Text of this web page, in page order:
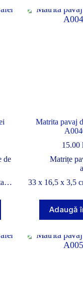
de
Matrita pavaj
15.00
Matrițe
33 x 16,5 x 3,5
Adaugă